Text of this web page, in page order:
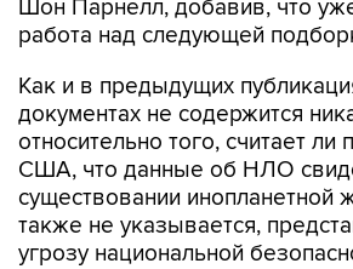
Как и в предыдущих
относительно того, считает ли
США, что данные об НЛО
существовании инопланетной
также не указывается,
угрозу национальной
В Пентагоне подчеркивают, что